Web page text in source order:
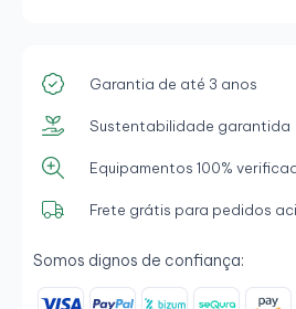
Garantia de até 3 anos
Sustentabilidade garantida
Equipamentos 100%
Frete grátis para pedidos
Somos dignos de confiança: